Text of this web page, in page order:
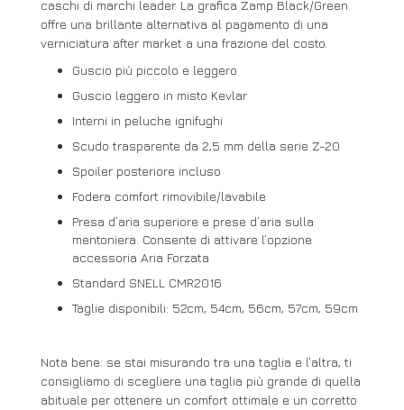
caschi di marchi leader. La grafica Zamp Black/Green
offre una brillante alternativa al pagamento di una
verniciatura after market a una frazione del costo.
Guscio più piccolo e leggero
Guscio leggero in misto Kevlar
Interni in peluche ignifughi
Scudo trasparente da 2,5 mm della serie Z-20
Spoiler posteriore incluso
Fodera comfort rimovibile/lavabile
Presa d’aria superiore e prese d’aria sulla
mentoniera. Consente di attivare l’opzione
accessoria Aria Forzata
Standard SNELL CMR2016
Taglie disponibili: 52cm, 54cm, 56cm, 57cm, 59cm
Nota bene: se stai misurando tra una taglia e l’altra, ti
consigliamo di scegliere una taglia più grande di quella
abituale per ottenere un comfort ottimale e un corretto